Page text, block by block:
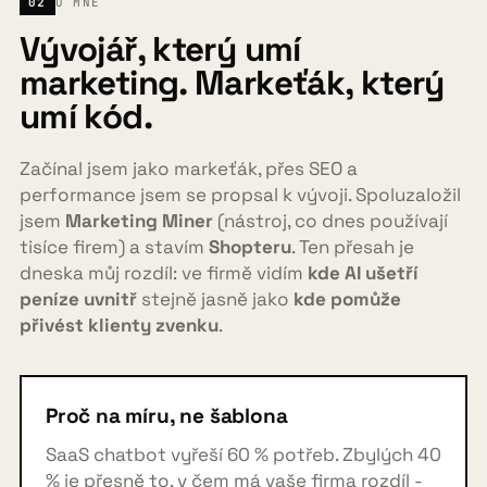
Vývojář, který umí
marketing. Markeťák, který
umí kód.
Začínal jsem jako markeťák, přes SEO a
performance jsem se propsal k vývoji. Spoluzaložil
jsem Marketing Miner (nástroj, co dnes používají
tisíce firem) a stavím Shopteru. Ten přesah je
dneska můj rozdíl: ve firmě vidím kde AI ušetří
peníze uvnitř stejně jasně jako kde pomůže
přivést klienty zvenku.
Proč na míru, ne šablona
SaaS chatbot vyřeší 60 % potřeb. Zbylých 40
% je přesně to, v čem má vaše firma rozdíl -